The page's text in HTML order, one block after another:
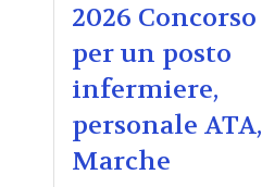
2026 Concorso
per un posto
infermiere,
personale ATA,
Marche